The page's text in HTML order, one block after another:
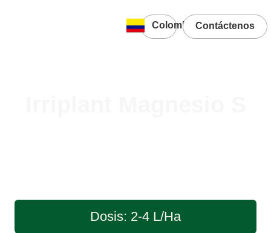
ColombiaContáctenos
Dosis: 2-4 L/Ha